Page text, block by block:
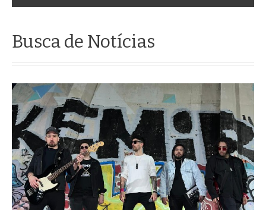
Busca de Notícias